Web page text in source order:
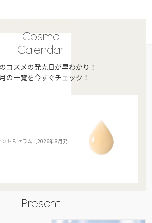
Cosme
Calendar
コスメの発売日が早わかり！
の一覧を今すぐチェック！
ト P. セラム［2026年 8月発
Present